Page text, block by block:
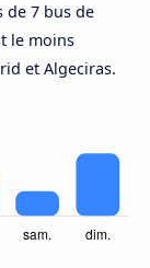
de 7 bus de
le moins
et Algeciras.